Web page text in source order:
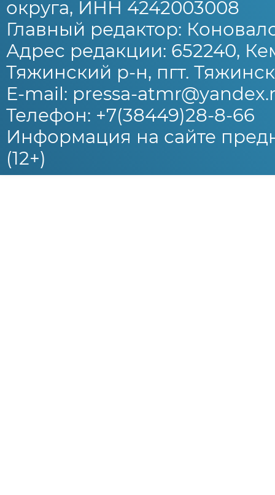
округа, ИНН 4242003008
Главный редактор:
Адрес редакции: 652240,
Тяжинский р-н, пгт.
E-mail: pressa-
Телефон: +7(38449)28-8-66
Информация на сайте
(12+)